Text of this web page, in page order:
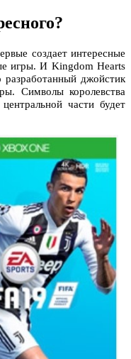
создает интересные
игры. И Kingdom Hearts
джойстик
Символы королевства
части будет